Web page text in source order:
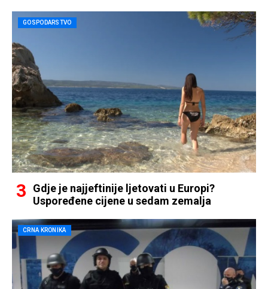
GOSPODARSTVO
Gdje je najjeftinije ljetovati u Europi?
Uspoređene cijene u sedam zemalja
CRNA KRONIKA